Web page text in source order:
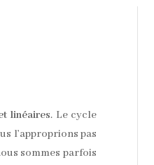
linéaires. Le cycle
l’approprions pas
sommes parfois